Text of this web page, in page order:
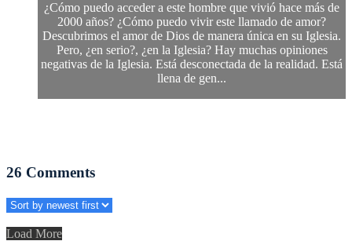
¿Cómo puedo acceder a este hombre que vivió hace más de
2000 años? ¿Cómo puedo vivir este llamado de amor?
Descubrimos el amor de Dios de manera única en su Iglesia.
Pero, ¿en serio?, ¿en la Iglesia? Hay muchas opiniones
negativas de la Iglesia. Está desconectada de la realidad. Está
llena de gen...
26 Comments
Load More